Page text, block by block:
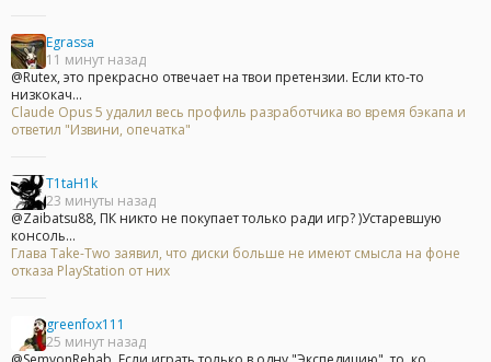
Egrassa
11 минут назад
@Rutex, это прекрасно отвечает на твои претензии. Если кто-то
низкокач...
Claude Opus 5 удалил весь профиль разработчика во время бэкапа и
ответил "Извини, опечатка"
T1taH1k
23 минуты назад
@Zaibatsu88, ПК никто не покупает только ради игр? )Устаревшую
консоль...
Глава Take-Two заявил, что диски больше не имеют смысла на фоне
отказа PlayStation от них
greenfox111
25 минут назад